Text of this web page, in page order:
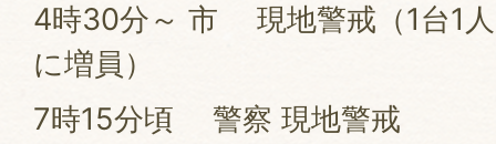
4時30分～ 市 現地警戒（1台1
に増員）
7時15分頃 警察 現地警戒